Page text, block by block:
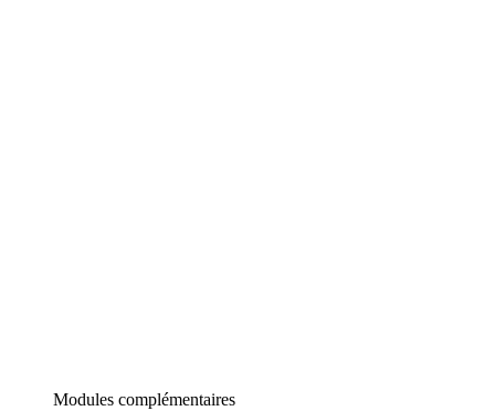
Modules complémentaires